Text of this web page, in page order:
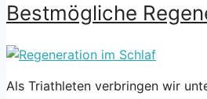
Bestmögliche
Als Triathleten verbringen wir